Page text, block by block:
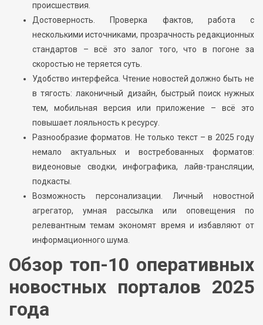
происшествия.
Достоверность. Проверка фактов, работа с
несколькими источниками, прозрачность редакционных
стандартов – всё это залог того, что в погоне за
скоростью не теряется суть.
Удобство интерфейса. Чтение новостей должно быть не
в тягость: лаконичный дизайн, быстрый поиск нужных
тем, мобильная версия или приложение – всё это
повышает лояльность к ресурсу.
Разнообразие форматов. Не только текст – в 2025 году
немало актуальных и востребованных форматов:
видеоновые сводки, инфографика, лайв-трансляции,
подкасты.
Возможность персонализации. Личный новостной
агрегатор, умная рассылка или оповещения по
релевантным темам экономят время и избавляют от
информационного шума.
Обзор топ-10 оперативных
новостных порталов 2025
года